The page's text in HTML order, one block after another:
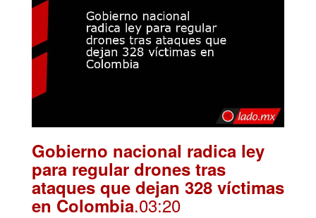
Gobierno nacional radica ley
para regular drones tras
ataques que dejan 328 víctimas
en Colombia.03:20